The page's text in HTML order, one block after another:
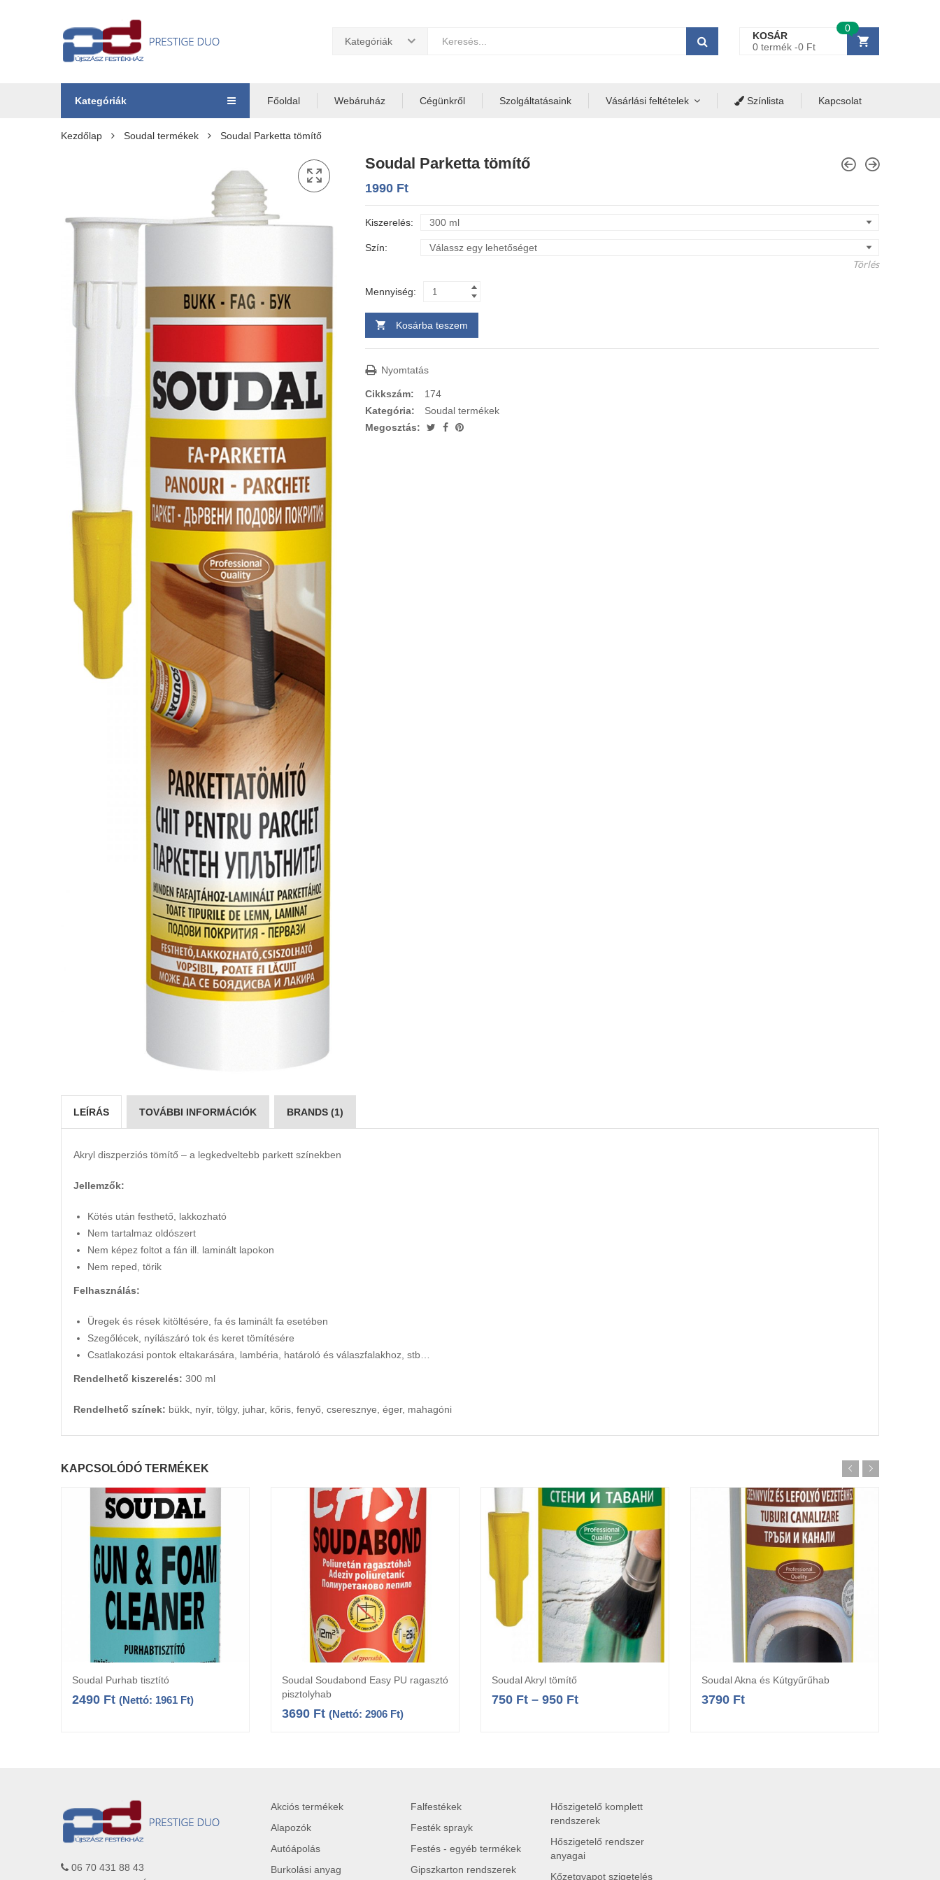
Kategóriák
KOSÁR
0 termék -0 Ft
0
Kategóriák Főoldal Webáruház Cégünkről Szolgáltatásaink Vásárlási feltételek Színlista Kapcsolat
Kezdőlap Soudal termékek Soudal Parketta tömítő
Soudal Parketta tömítő
1990 Ft
Kiszerelés
Szín
Törlés
Mennyiség:
Kosárba teszem
Nyomtatás
Cikkszám:
174
Kategória:
Soudal termékek
Megosztás:
LEÍRÁS TOVÁBBI INFORMÁCIÓK BRANDS (1)
Akryl diszperziós tömítő – a legkedveltebb parkett színekben
Jellemzők:
Kötés után festhető, lakkozható
Nem tartalmaz oldószert
Nem képez foltot a fán ill. laminált lapokon
Nem reped, törik
Felhasználás:
Üregek és rések kitöltésére, fa és laminált fa esetében
Szegőlécek, nyílászáró tok és keret tömítésére
Csatlakozási pontok eltakarására, lambéria, határoló és válaszfalakhoz, stb…
Rendelhető kiszerelés: 300 ml
Rendelhető színek: bükk, nyír, tölgy, juhar, kőris, fenyő, cseresznye, éger, mahagóni
KAPCSOLÓDÓ TERMÉKEK
Kosárba teszem
Soudal Purhab tisztító
2490 Ft (Nettó: 1961 Ft)
Kosárba teszem
Soudal Soudabond Easy PU ragasztó
pisztolyhab
3690 Ft (Nettó: 2906 Ft)
Opciók választása
Soudal Akryl tömítő
750 Ft – 950 Ft
Opciók választása
Soudal Akna és Kútgyűrűhab
3790 Ft
06 70 431 88 43
Akciós termékek
Alapozók
Autóápolás
Burkolási anyag
Falfestékek
Festék sprayk
Festés - egyéb termékek
Gipszkarton rendszerek
Hőszigetelő komplett
rendszerek
Hőszigetelő rendszer
anyagai
Kőzetgyapot szigetelés